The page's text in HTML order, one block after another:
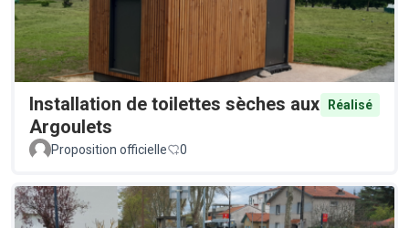
Installation de toilettes sèches aux
Argoulets
Réalisé
Proposition officielle 0